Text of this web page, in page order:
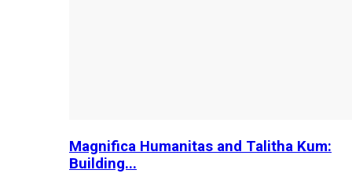
Magnifica Humanitas and Talitha Kum:
Building...